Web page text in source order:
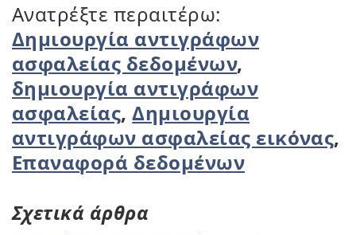
Ανατρέξτε περαιτέρω:
Δημιουργία αντιγράφων
ασφαλείας δεδομένων,
δημιουργία αντιγράφων
ασφαλείας,Δημιουργία
αντιγράφων ασφαλείας εικόνας,
Επαναφορά δεδομένων
Σχετικά άρθρα